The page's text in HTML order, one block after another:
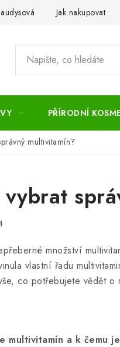
Jak nakupovat
PŘÍRODNÍ
multivitamín?
vybrat
množství
vlastní řadu
co potřebujete vědět o
multivitamín a k čemu